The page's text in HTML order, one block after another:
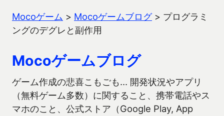
Mocoゲーム > Mocoゲームブログ> プログラミ
ングのデグレと副作用
Mocoゲームブログ
ゲーム作成の悲喜こもごも… 開発状況やアプリ
（無料ゲーム多数）に関すること、携帯電話やス
マホのこと、公式ストア（Google Play, App